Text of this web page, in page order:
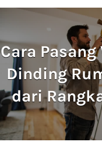
Cara
Dinding
dari